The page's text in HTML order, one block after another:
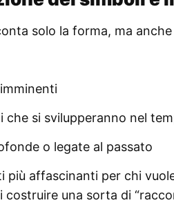
solo la forma, ma anche
che si svilupperanno nel
o legate al passato
più affascinanti per chi
costruire una sorta di